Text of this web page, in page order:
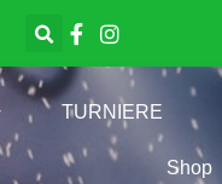
TURNIERE
Shop